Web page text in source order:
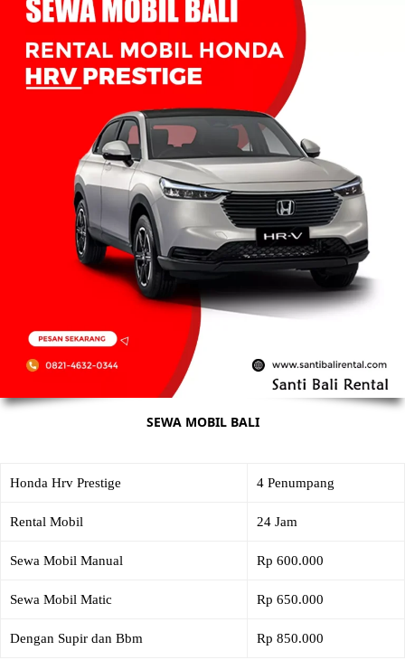
SEWA MOBIL BALI
Honda Hrv Prestige 4 Penumpang
Rental Mobil 24 Jam
Sewa Mobil Manual Rp 600.000
Sewa Mobil Matic Rp 650.000
Dengan Supir dan Bbm Rp 850.000